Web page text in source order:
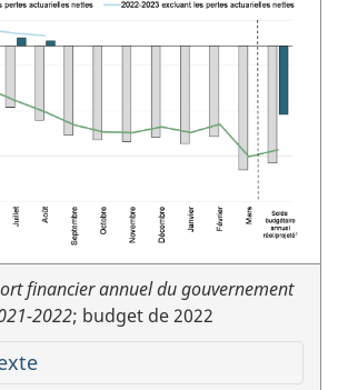
financier annuel du gouvernement
2022; budget de 2022